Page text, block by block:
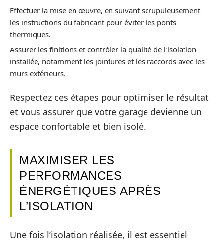
Effectuer la mise en œuvre, en suivant scrupuleusement
les instructions du fabricant pour éviter les ponts
thermiques.
Assurer les finitions et contrôler la qualité de l’isolation
installée, notamment les jointures et les raccords avec les
murs extérieurs.
Respectez ces étapes pour optimiser le résultat
et vous assurer que votre garage devienne un
espace confortable et bien isolé.
MAXIMISER LES
PERFORMANCES
ÉNERGÉTIQUES APRÈS
L’ISOLATION
Une fois l’isolation réalisée, il est essentiel